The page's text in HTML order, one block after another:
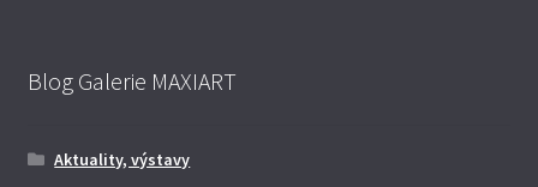
Blog Galerie MAXIART
Aktuality, výstavy